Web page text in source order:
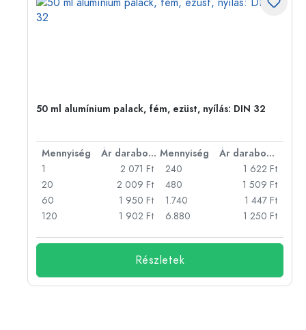
50 ml alumínium palack, fém, ezüst, nyílás: DIN 32
Mennyiség Ár darabonként Mennyiség
Ár darabonként
1
2 071 Ft
20
2 009 Ft
60
1 950 Ft
120
1 902 Ft
240
1 622 Ft
480
1 509 Ft
1.740
1 447 Ft
6.880
1 250 Ft
Részletek